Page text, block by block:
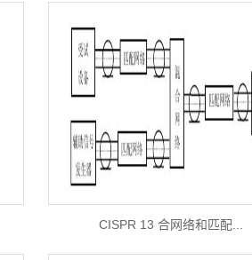
CISPR 13 合网络和匹配...